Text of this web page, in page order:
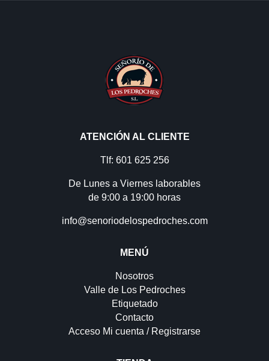
ATENCIÓN AL CLIENTE
Tlf: 601 625 256
De Lunes a Viernes laborables
de 9:00 a 19:00 horas
info@senoriodelospedroches.com
MENÚ
Nosotros
Valle de Los Pedroches
Etiquetado
Contacto
Acceso Mi cuenta / Registrarse